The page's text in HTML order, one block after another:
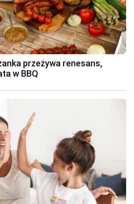
przeżywa renesans,
w BBQ